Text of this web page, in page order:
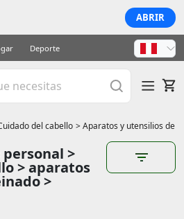
ABRIR
Deporte
del cabello > Aparatos y utensilios de
>
> aparatos
>